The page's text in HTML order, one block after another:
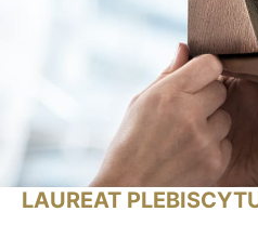
LAUREAT